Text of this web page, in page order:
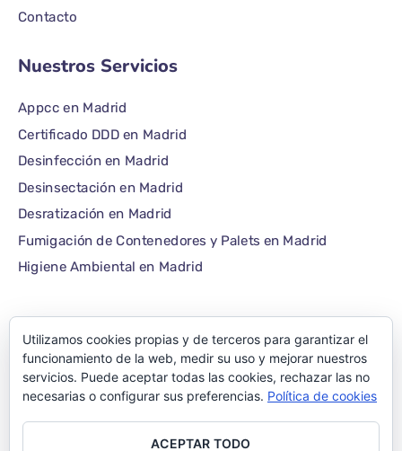
Contacto
Nuestros Servicios
Appcc en Madrid
Certificado DDD en Madrid
Desinfección en Madrid
Desinsectación en Madrid
Desratización en Madrid
Fumigación de Contenedores y Palets en Madrid
Higiene Ambiental en Madrid
©1986 – 2022 — E-plagas.com
Empresa de control de
plagas de Madrid –
Utilizamos cookies propias y de terceros para garantizar el
funcionamiento de la web, medir su uso y mejorar nuestros
servicios. Puede aceptar todas las cookies, rechazar las no
necesarias o configurar sus preferencias. Política de cookies
ACEPTAR TODO